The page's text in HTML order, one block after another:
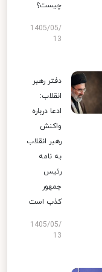
چیست؟
1405/05/
13
دفتر رهبر
انقلاب:
ادعا درباره
واکنش
رهبر انقلاب
به نامه
رئیس
جمهور
کذب است
1405/05/
13